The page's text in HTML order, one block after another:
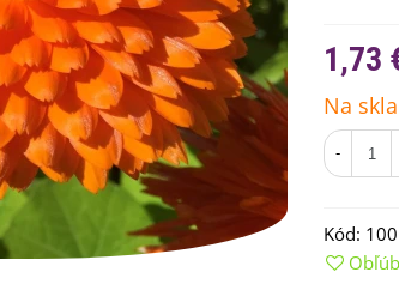
1,73
Na
-
Kód: